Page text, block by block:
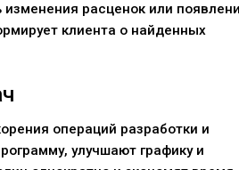
расценок или
клиента о найденных
операций разработки и
улучшают графику и